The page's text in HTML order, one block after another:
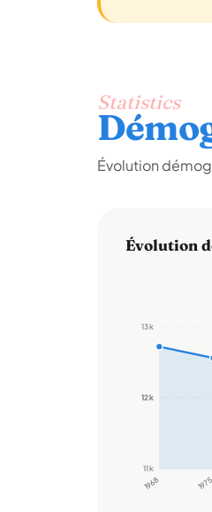
Statistics
Évolution
Évolution
11 k
12 k
12 k
13 k
1968 1975